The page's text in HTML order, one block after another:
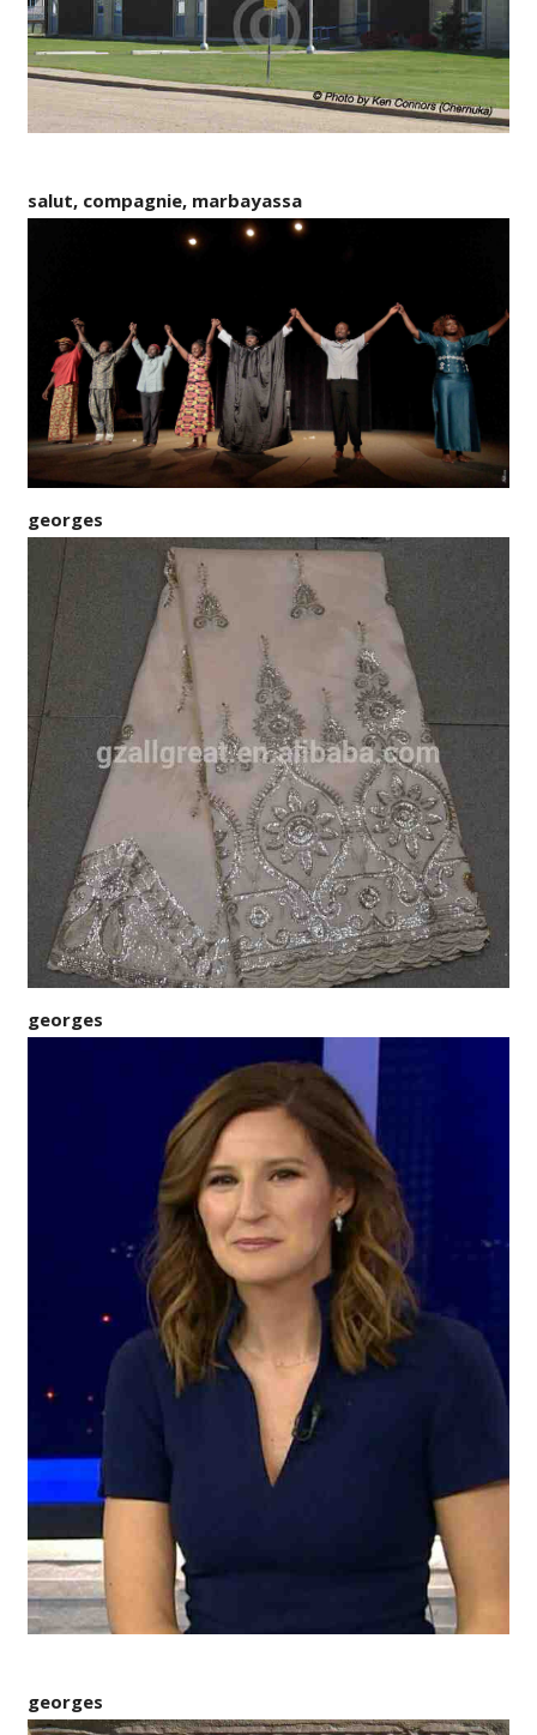
salut, compagnie, marbayassa
georges
georges
georges